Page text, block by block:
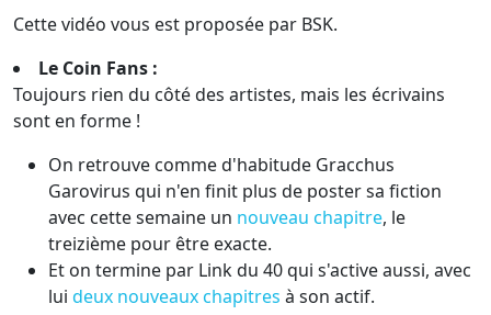
Cette vidéo vous est proposée par BSK.
Le Coin Fans :
Toujours rien du côté des artistes, mais les écrivains
sont en forme !
On retrouve comme d'habitude Gracchus
Garovirus qui n'en finit plus de poster sa fiction
avec cette semaine un nouveau chapitre, le
treizième pour être exacte.
Et on termine par Link du 40 qui s'active aussi, avec
lui deux nouveaux chapitres à son actif.